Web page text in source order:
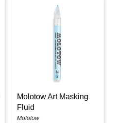
Molotow Art Masking
Fluid
Molotow